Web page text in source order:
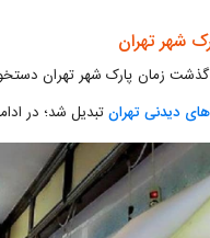
شهر تهران
گذشت زمان پارک شهر تهران
دیدنی تهرانتبدیل شد؛ در